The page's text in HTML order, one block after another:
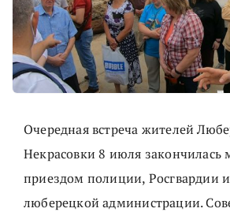
Очередная встреча жителей
Некрасовки 8 июля закончилась
приездом полиции, Росгвардии
люберецкой администрации.